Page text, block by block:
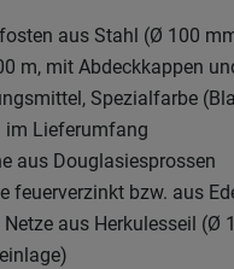
aus Stahl (Ø 100
m, mit Abdeckkappen
Spezialfarbe
im Lieferumfang
aus Douglasiesprossen
feuerverzinkt bzw. aus
Netze aus Herkulesseil (Ø